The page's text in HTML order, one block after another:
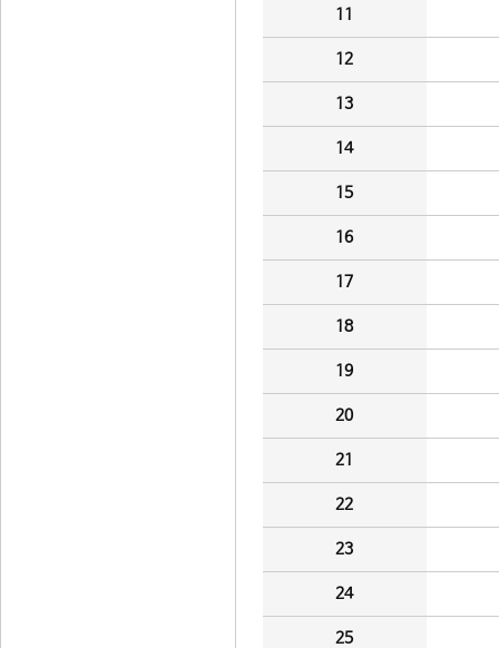
11
12
13
14
15
16
17
18
19
20
21
22
23
24
25